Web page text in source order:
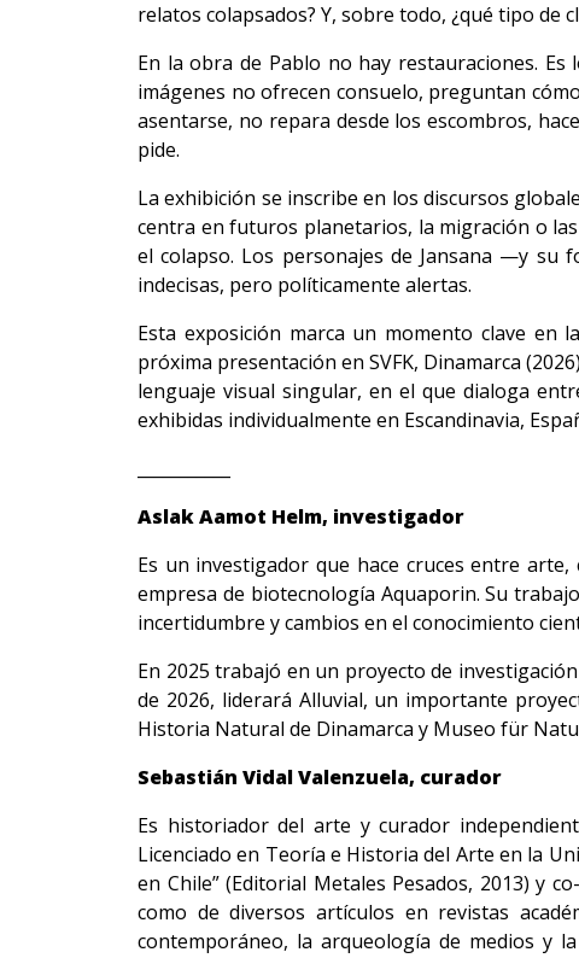
relatos colapsados? Y, sobre todo, ¿qué tipo
En la obra de Pablo no hay restauraciones.
imágenes no ofrecen consuelo, preguntan
asentarse, no repara desde los escombros,
pide.
La exhibición se inscribe en los discursos
centra en futuros planetarios, la migración o
el colapso. Los personajes de Jansana —y su
indecisas, pero políticamente alertas.
Esta exposición marca un momento clave en
próxima presentación en SVFK, Dinamarca
lenguaje visual singular, en el que dialoga
exhibidas individualmente en Escandinavia,
Aslak Aamot Helm, investigador
Es un investigador que hace cruces entre
empresa de biotecnología Aquaporin. Su
incertidumbre y cambios en el conocimiento
En 2025 trabajó en un proyecto de
de 2026, liderará Alluvial, un importante
Historia Natural de Dinamarca y Museo für
Sebastián Vidal Valenzuela, curador
Es historiador del arte y curador
Licenciado en Teoría e Historia del Arte en la
en Chile” (Editorial Metales Pesados, 2013) y
como de diversos artículos en revistas
contemporáneo, la arqueología de medios y